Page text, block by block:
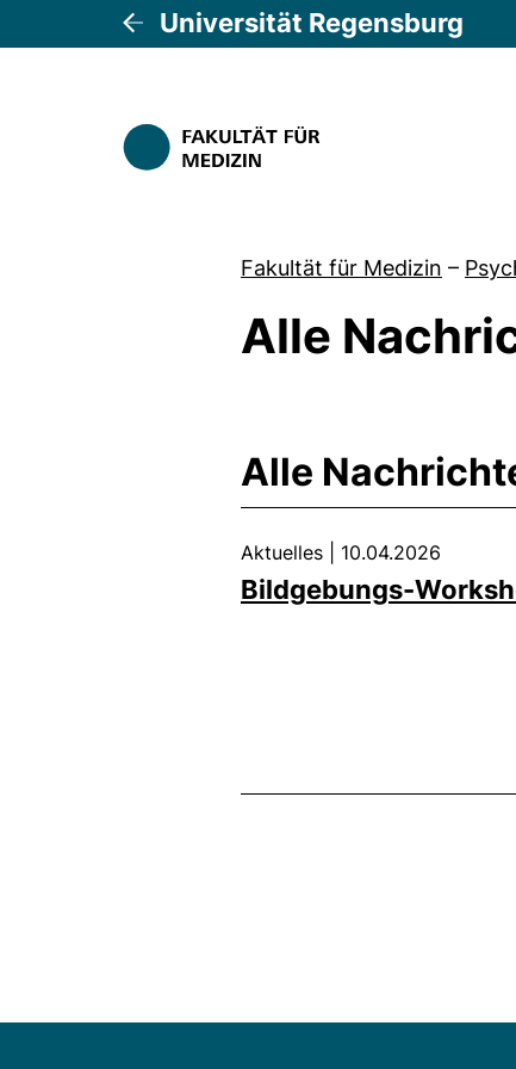
Universität Regensburg
Fakultät für Medizin –
Alle
Alle
Bildgebungs-
Aktuelles 10.04.2026